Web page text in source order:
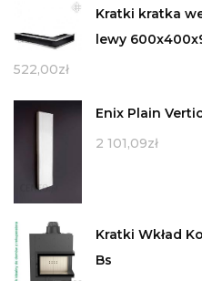
Kratki kratka
lewy
522,00zł
Enix Plain
2 101,09zł
Kratki Wkład
Bs